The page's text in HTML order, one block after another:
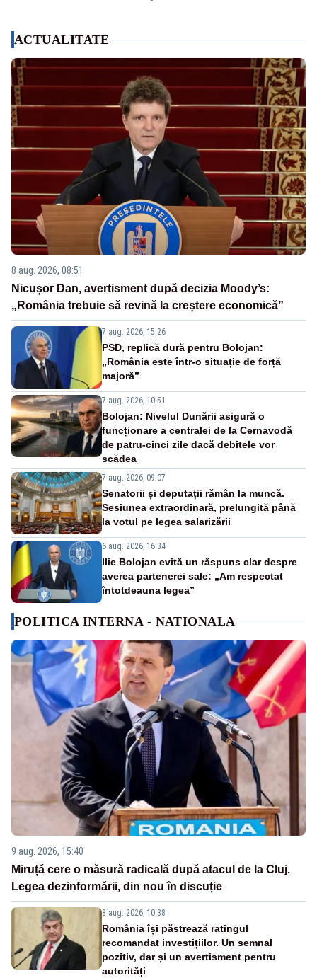
ACTUALITATE
8 aug. 2026, 08:51
Nicușor Dan, avertisment după decizia Moody’s:
„România trebuie să revină la creștere economică”
7 aug. 2026, 15:26
PSD, replică dură pentru Bolojan:
„România este într-o situație de forță
majoră”
7 aug. 2026, 10:51
Bolojan: Nivelul Dunării asigură o
funcționare a centralei de la Cernavodă
de patru-cinci zile dacă debitele vor
scădea
7 aug. 2026, 09:07
Senatorii și deputații rămân la muncă.
Sesiunea extraordinară, prelungită până
la votul pe legea salarizării
6 aug. 2026, 16:34
Ilie Bolojan evită un răspuns clar despre
averea partenerei sale: „Am respectat
întotdeauna legea”
POLITICA INTERNA - NATIONALA
9 aug. 2026, 15:40
Miruță cere o măsură radicală după atacul de la Cluj.
Legea dezinformării, din nou în discuție
8 aug. 2026, 10:38
România își păstrează ratingul
recomandat investițiilor. Un semnal
pozitiv, dar și un avertisment pentru
autorități